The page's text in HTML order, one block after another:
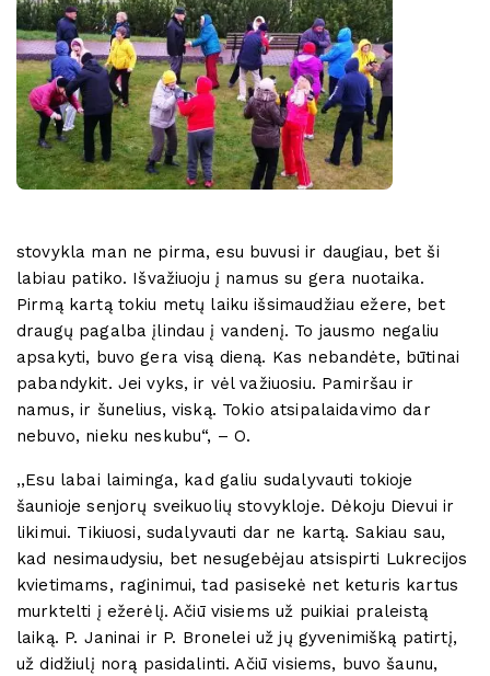
stovykla man ne pirma, esu buvusi ir daugiau, bet ši
labiau patiko. Išvažiuoju į namus su gera nuotaika.
Pirmą kartą tokiu metų laiku išsimaudžiau ežere, bet
draugų pagalba įlindau į vandenį. To jausmo negaliu
apsakyti, buvo gera visą dieną. Kas nebandėte, būtinai
pabandykit. Jei vyks, ir vėl važiuosiu. Pamiršau ir
namus, ir šunelius, viską. Tokio atsipalaidavimo dar
nebuvo, nieku neskubu“, – O.
,,Esu labai laiminga, kad galiu sudalyvauti tokioje
šaunioje senjorų sveikuolių stovykloje. Dėkoju Dievui ir
likimui. Tikiuosi, sudalyvauti dar ne kartą. Sakiau sau,
kad nesimaudysiu, bet nesugebėjau atsispirti Lukrecijos
kvietimams, raginimui, tad pasisekė net keturis kartus
murktelti į ežerėlį. Ačiū visiems už puikiai praleistą
laiką. P. Janinai ir P. Bronelei už jų gyvenimišką patirtį,
už didžiulį norą pasidalinti. Ačiū visiems, buvo šaunu,